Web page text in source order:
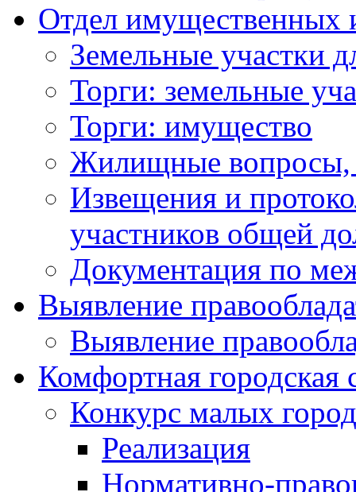
Отдел имущественных
Земельные участки
Торги: земельные
Торги: имущество
Жилищные вопросы,
Извещения и
участников общей
Документация по
Выявление
Выявление
Комфортная городская
Конкурс малых
Реализация
Нормативно-